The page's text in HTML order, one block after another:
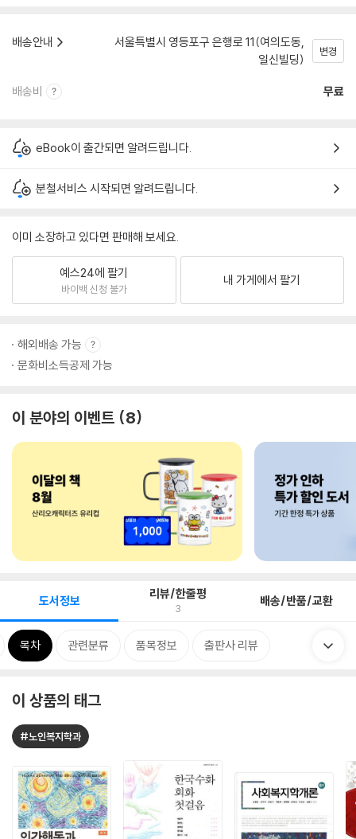
배송안내
서울특별시 영등포구 은행로 11(여의도동,
일신빌딩)
변경
배송비 무료
eBook이 출간되면 알려드립니다.
분철서비스 시작되면 알려드립니다.
이미 소장하고 있다면 판매해 보세요.
예스24에 팔기
바이백 신청 불가
내 가게에서 팔기
해외배송 가능
문화비소득공제 가능
이 분야의 이벤트 8
도서정보 리뷰/한줄평
3 배송/반품/교환
목차 관련분류 품목정보 출판사 리뷰
이 상품의 태그
#노인복지학과